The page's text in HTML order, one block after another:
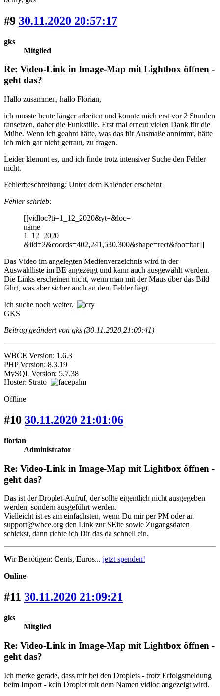
#9 30.11.2020 20:57:17
gks
Mitglied
Re: Video-Link in Image-Map mit Lightbox öffnen -
geht das?
Hallo zusammen, hallo Florian,
ich musste heute länger arbeiten und konnte mich erst vor 2 Stunden
ransetzen, daher die Funkstille. Erst mal erneut vielen Dank für die
Mühe. Wenn ich geahnt hätte, was das für Ausmaße annimmt, hätte
ich mich gar nicht getraut, zu fragen.
Leider klemmt es, und ich finde trotz intensiver Suche den Fehler
nicht.
Fehlerbeschreibung: Unter dem Kalender erscheint
Fehler schrieb:
[[vidloc?ti=1_12_2020&yt=&loc=
name
1_12_2020
&iid=2&coords=402,241,530,300&shape=rect&foo=bar]]
Das Video im angelegten Medienverzeichnis wird in der
Auswahlliste im BE angezeigt und kann auch ausgewählt werden.
Die Links erscheinen nicht, wenn man mit der Maus über das Bild
fährt, was aber sicher auch an dem Fehler liegt.
Ich suche noch weiter.
GKS
Beitrag geändert von gks (30.11.2020 21:00:41)
WBCE Version: 1.6.3
PHP Version: 8.3.19
MySQL Version: 5.7.38
Hoster: Strato
Offline
#10 30.11.2020 21:01:06
florian
Administrator
Re: Video-Link in Image-Map mit Lightbox öffnen -
geht das?
Das ist der Droplet-Aufruf, der sollte eigentlich nicht ausgegeben
werden, sondern ausgeführt werden.
Vielleicht ist es am einfachsten, wenn Du mir per PM oder an
support@wbce.org den Link zur SEite sowie Zugangsdaten
schickst, dann richte ich Dir das da schnell ein.
WirBenötigen: Cents, Euros... jetzt spenden!
Online
#11 30.11.2020 21:09:21
gks
Mitglied
Re: Video-Link in Image-Map mit Lightbox öffnen -
geht das?
Ich merke gerade, dass mir bei den Droplets - trotz Erfolgsmeldung
beim Import - kein Droplet mit dem Namen vidloc angezeigt wird.